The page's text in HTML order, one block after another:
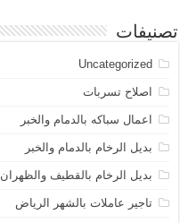
تصنيفات
Uncategorized
اصلاح تسربات
اعمال سباكه بالدمام والخبر
بديل الرخام بالدمام والخبر
بديل الرخام بالقطيف والظهران
تاجير عاملات بالشهر الرياض